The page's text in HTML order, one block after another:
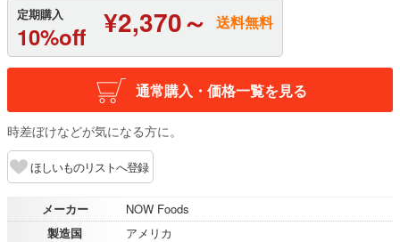
定期購入
10%off ¥2,370～ 送料無料
通常購入・価格一覧を見る
時差ぼけなどが気になる方に。
ほしいものリストへ登録
メーカー
NOW Foods
製造国
アメリカ